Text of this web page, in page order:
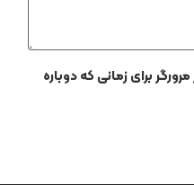
برای زمانی که دوباره